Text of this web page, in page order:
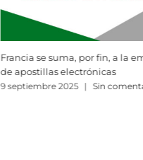
por falta muy grave en
el reenvío de datos
al correo electrónico